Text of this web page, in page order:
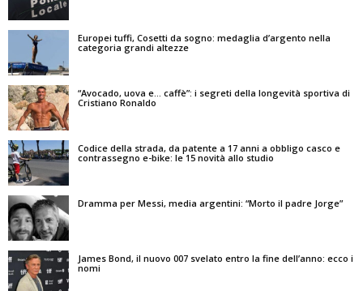
Europei tuffi, Cosetti da sogno: medaglia d’argento nella
categoria grandi altezze
“Avocado, uova e… caffè”: i segreti della longevità sportiva di
Cristiano Ronaldo
Codice della strada, da patente a 17 anni a obbligo casco e
contrassegno e-bike: le 15 novità allo studio
Dramma per Messi, media argentini: “Morto il padre Jorge”
James Bond, il nuovo 007 svelato entro la fine dell’anno: ecco i
nomi